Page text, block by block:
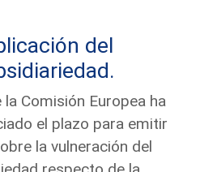
del
Comisión Europea ha
el plazo para emitir
la vulneración del